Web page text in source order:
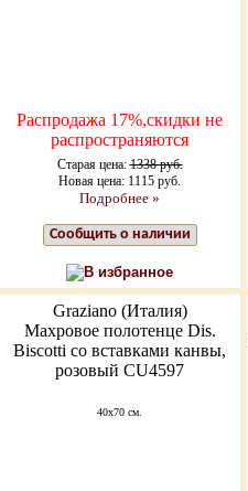
Распродажа 17%,скидки не
распространяются
Старая цена:1338 руб.
Новая цена: 1115 руб.
Подробнее »
Сообщить о наличии
В избранное
Graziano (Италия)
Махровое полотенце Dis.
Biscotti со вставками канвы,
розовый CU4597
40x70 см.